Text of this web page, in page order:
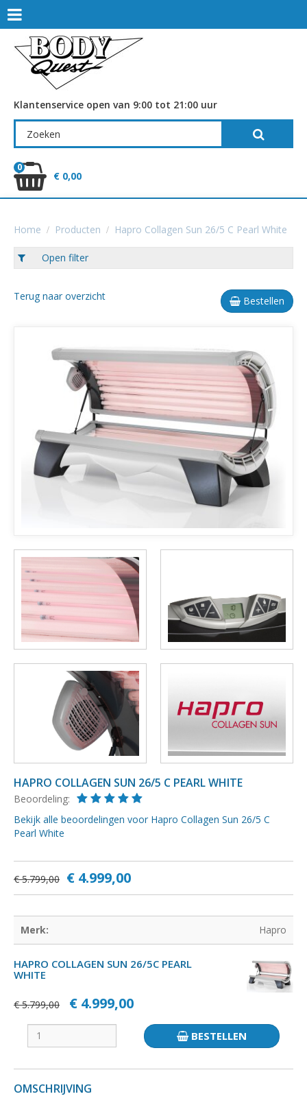
Klantenservice open van 9:00 tot 21:00 uur
0
€ 0,00
Home Producten Hapro Collagen Sun 26/5 C Pearl White
Open filter
Terug naar overzicht Bestellen
HAPRO COLLAGEN SUN 26/5 C PEARL WHITE
Beoordeling:
Bekijk alle beoordelingen voor Hapro Collagen Sun 26/5 C
Pearl White
€ 5.799,00 € 4.999,00
Merk: Hapro
HAPRO COLLAGEN SUN 26/5C PEARL
WHITE
€ 5.799,00 € 4.999,00
BESTELLEN
OMSCHRIJVING